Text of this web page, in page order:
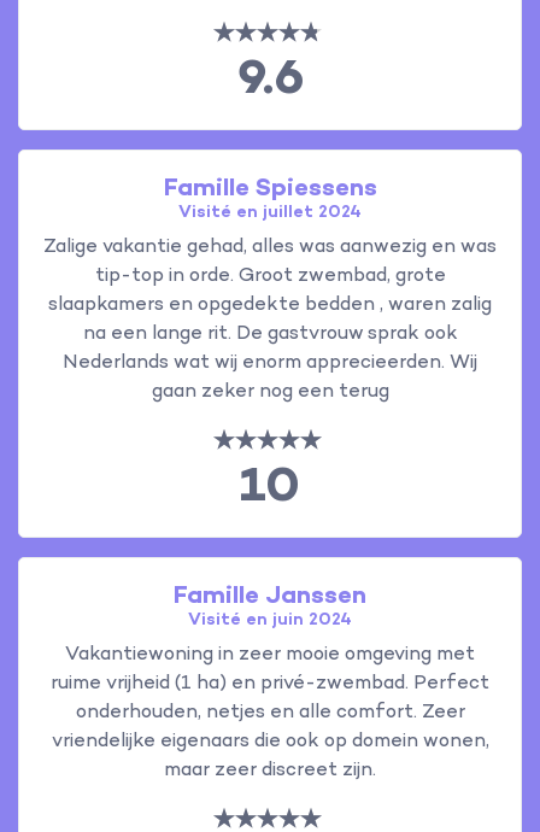
9.6
Famille Spiessens
Visité en juillet 2024
Zalige vakantie gehad, alles was aanwezig en was
tip-top in orde. Groot zwembad, grote
slaapkamers en opgedekte bedden , waren zalig
na een lange rit. De gastvrouw sprak ook
Nederlands wat wij enorm apprecieerden. Wij
gaan zeker nog een terug
10
Famille Janssen
Visité en juin 2024
Vakantiewoning in zeer mooie omgeving met
ruime vrijheid (1 ha) en privé-zwembad. Perfect
onderhouden, netjes en alle comfort. Zeer
vriendelijke eigenaars die ook op domein wonen,
maar zeer discreet zijn.